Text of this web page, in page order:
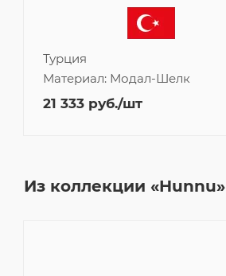
Турция
Материал: Модал-Шелк
21 333 руб./шт
Из коллекции «Hunnu»